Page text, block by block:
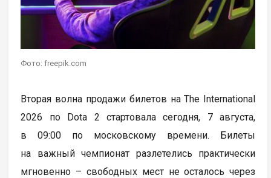
Фото: freepik.com
Вторая волна продажи билетов на The International
2026 по Dota 2 стартовала сегодня, 7 августа,
в 09:00 по московскому времени. Билеты
на важный чемпионат разлетелись практически
мгновенно – свободных мест не осталось через